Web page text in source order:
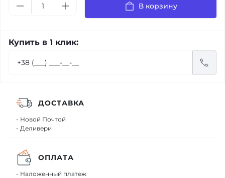
В корзину
Купить в 1 клик:
ДОСТАВКА
- Новой Почтой
- Деливери
ОПЛАТА
- Наложенный платеж